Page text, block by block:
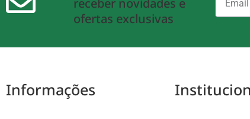
receber novidades e
ofertas exclusivas
Informações